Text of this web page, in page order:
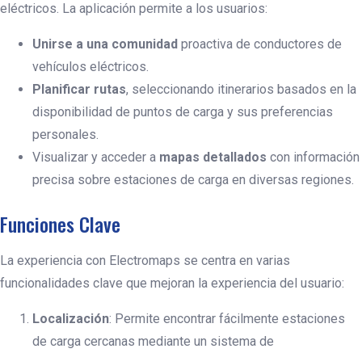
eléctricos. La aplicación permite a los usuarios:
Unirse a una comunidad proactiva de conductores de
vehículos eléctricos.
Planificar rutas, seleccionando itinerarios basados en la
disponibilidad de puntos de carga y sus preferencias
personales.
Visualizar y acceder a mapas detallados con información
precisa sobre estaciones de carga en diversas regiones.
Funciones Clave
La experiencia con Electromaps se centra en varias
funcionalidades clave que mejoran la experiencia del usuario:
Localización: Permite encontrar fácilmente estaciones
de carga cercanas mediante un sistema de